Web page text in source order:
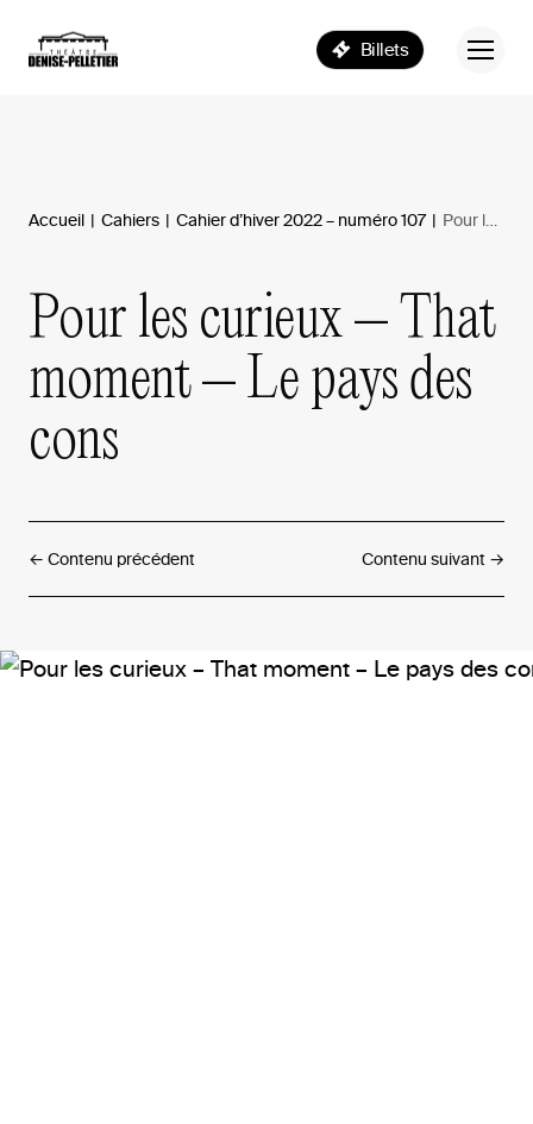
Billets
Accueil | Cahiers | Cahier d’hiver 2022 – numéro 107 | Pour les curieux – That moment – Le pays des cons
Pour les curieux–That
moment–Le pays des
cons
← Contenu précédent Contenu suivant →